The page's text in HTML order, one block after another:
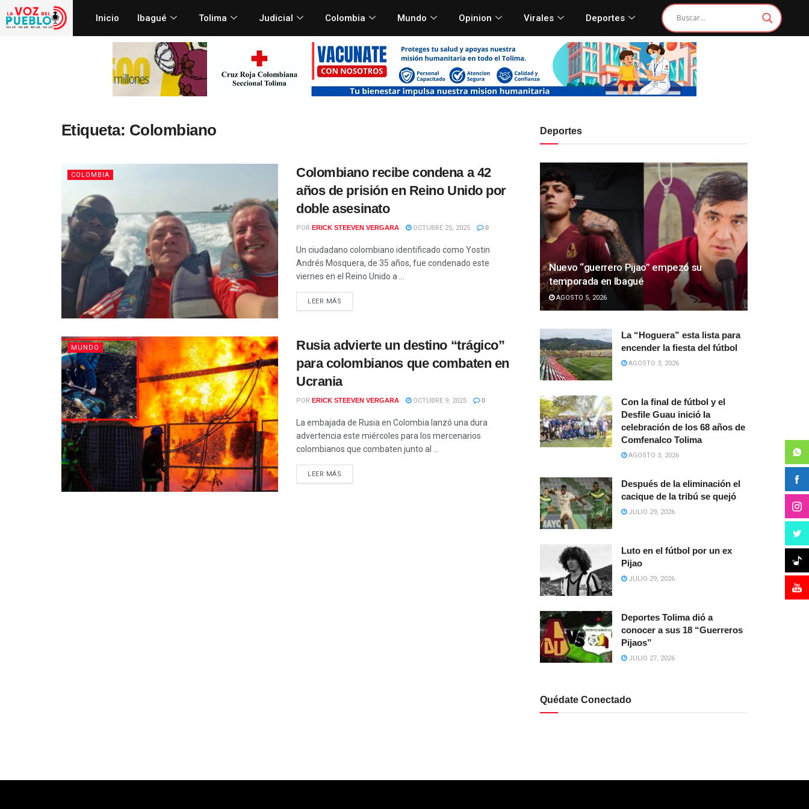
Inicio Ibagué Tolima Judicial Colombia Mundo Opinion Virales Deportes
Etiqueta: Colombiano
COLOMBIA
Colombiano recibe condena a 42
años de prisión en Reino Unido por
doble asesinato
POR ERICK STEEVEN VERGARA OCTUBRE 25, 2025 0
Un ciudadano colombiano identificado como Yostin
Andrés Mosquera, de 35 años, fue condenado este
viernes en el Reino Unido a ...
LEER MÁS
MUNDO
Rusia advierte un destino “trágico”
para colombianos que combaten en
Ucrania
POR ERICK STEEVEN VERGARA OCTUBRE 9, 2025 0
La embajada de Rusia en Colombia lanzó una dura
advertencia este miércoles para los mercenarios
colombianos que combaten junto al ...
LEER MÁS
Deportes
Nuevo “guerrero Pijao” empezó su
temporada en Ibagué
AGOSTO 5, 2026
La “Hoguera” esta lista para
encender la fiesta del fútbol
AGOSTO 3, 2026
Con la final de fútbol y el
Desfile Guau inició la
celebración de los 68 años de
Comfenalco Tolima
AGOSTO 3, 2026
Después de la eliminación el
cacique de la tribú se quejó
JULIO 29, 2026
Luto en el fútbol por un ex
Pijao
JULIO 29, 2026
Deportes Tolima dió a
conocer a sus 18 “Guerreros
Pijaos”
JULIO 27, 2026
Quédate Conectado